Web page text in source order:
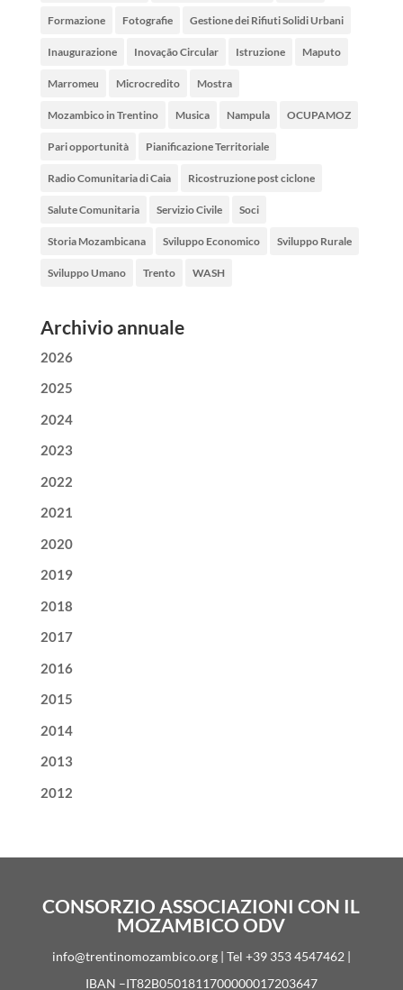
Formazione Fotografie Gestione dei Rifiuti Solidi Urbani
Inaugurazione Inovação Circular Istruzione Maputo
Marromeu Microcredito Mostra
Mozambico in Trentino Musica Nampula OCUPAMOZ
Pari opportunità Pianificazione Territoriale
Radio Comunitaria di Caia Ricostruzione post ciclone
Salute Comunitaria Servizio Civile Soci
Storia Mozambicana Sviluppo Economico Sviluppo Rurale
Sviluppo Umano Trento WASH
Archivio annuale
2026
2025
2024
2023
2022
2021
2020
2019
2018
2017
2016
2015
2014
2013
2012
CONSORZIO ASSOCIAZIONI CON IL
MOZAMBICO ODV
info@trentinomozambico.org | Tel +39 353 4547462 |
IBAN –IT82B0501811700000017203647